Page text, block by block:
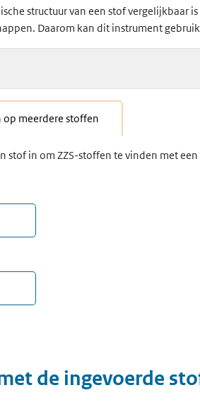
structuur van een stof vergelijkbaar
Daarom kan dit instrument
op meerdere stoffen
stof in om ZZS-stoffen te vinden met
de ingevoerde